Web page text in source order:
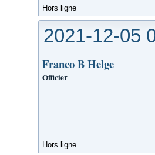
Hors ligne
2021-12-05
Franco B Helge
Officier
Hors ligne